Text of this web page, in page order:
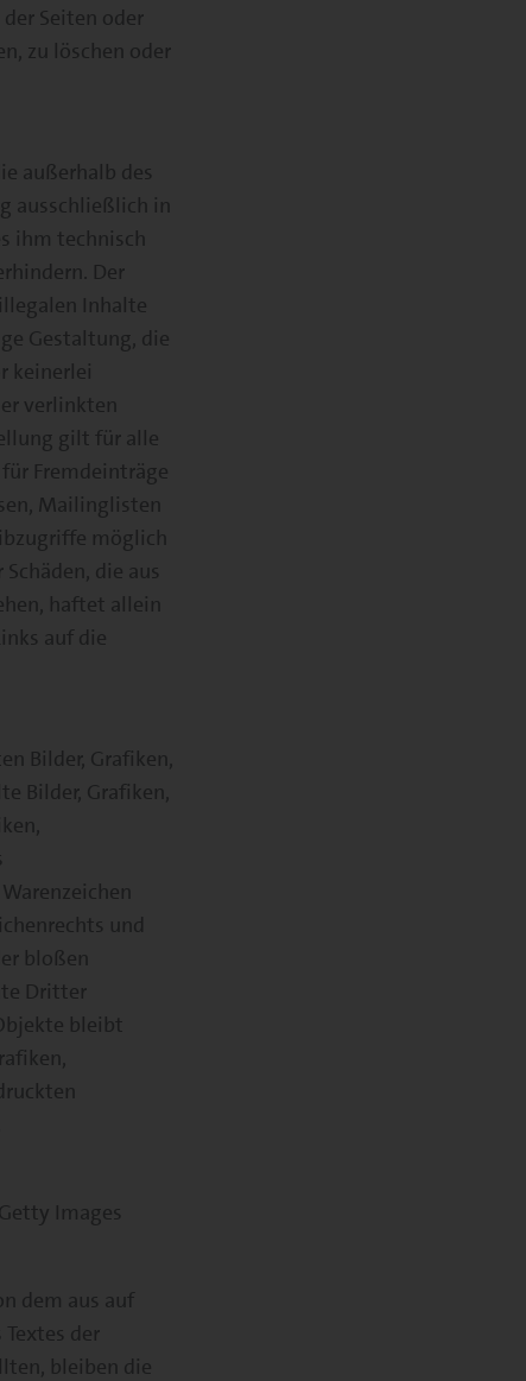
Seiten oder
zu löschen oder
außerhalb des
ausschließlich in
ihm technisch
Der
Inhalte
Gestaltung, die
keinerlei
verlinkten
gilt für alle
Fremdeinträge
Mailinglisten
möglich
die aus
haftet allein
auf die
Bilder, Grafiken,
Bilder, Grafiken,
und
bloßen
Dritter
bleibt
Images
dem aus auf
der
bleiben die